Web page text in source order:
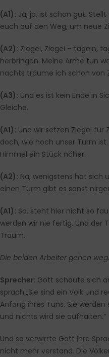
(A1): Ja, ja, ist schon gut.
euch auf den Weg, um neue
(A2): Ziegel, Ziegel – tagein,
herbringen. Meine Arme tun
nachts träume ich schon von
(A3): Und es ist kein Ende in
Gleiche.
(A1): Und wir setzen Ziegel für
doch, wie hoch unser Turm
Himmel ein Stück näher.
(A2): Na, wenigstens hat sich
einen Turm gibt es sonst
(A1): So, steht hier nicht so
werden wir nie fertig. Und der
Traum.
Die beiden Arbeiter gehen weg.
Sprecher: Gott schaute sich
sprach:„Sie sind ein Volk und
Anfang ihres Tuns. Sie
und nichts wird sie aufhalten.“
Und so verwirrte Gott ihre
nicht mehr verstand. Die